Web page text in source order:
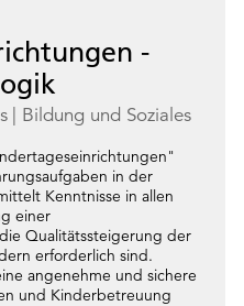
-
Bildung und Soziales
in der
Kenntnisse in allen
einer
Qualitätssteigerung der
erforderlich sind.
angenehme und sichere
und Kinderbetreuung